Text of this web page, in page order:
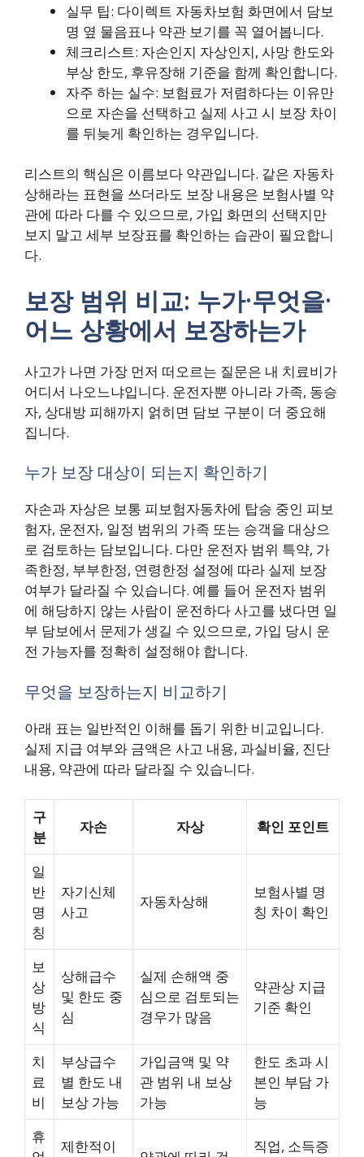
실무 팁: 다이렉트 자동차보험 화면에서 담보
명 옆 물음표나 약관 보기를 꼭 열어봅니다.
체크리스트: 자손인지 자상인지, 사망 한도와
부상 한도, 후유장해 기준을 함께 확인합니다.
자주 하는 실수: 보험료가 저렴하다는 이유만
으로 자손을 선택하고 실제 사고 시 보장 차이
를 뒤늦게 확인하는 경우입니다.
리스트의 핵심은 이름보다 약관입니다. 같은 자동차
상해라는 표현을 쓰더라도 보장 내용은 보험사별 약
관에 따라 다를 수 있으므로, 가입 화면의 선택지만
보지 말고 세부 보장표를 확인하는 습관이 필요합니
다.
보장 범위 비교: 누가·무엇을·
어느 상황에서 보장하는가
사고가 나면 가장 먼저 떠오르는 질문은 내 치료비가
어디서 나오느냐입니다. 운전자뿐 아니라 가족, 동승
자, 상대방 피해까지 얽히면 담보 구분이 더 중요해
집니다.
누가 보장 대상이 되는지 확인하기
자손과 자상은 보통 피보험자동차에 탑승 중인 피보
험자, 운전자, 일정 범위의 가족 또는 승객을 대상으
로 검토하는 담보입니다. 다만 운전자 범위 특약, 가
족한정, 부부한정, 연령한정 설정에 따라 실제 보장
여부가 달라질 수 있습니다. 예를 들어 운전자 범위
에 해당하지 않는 사람이 운전하다 사고를 냈다면 일
부 담보에서 문제가 생길 수 있으므로, 가입 당시 운
전 가능자를 정확히 설정해야 합니다.
무엇을 보장하는지 비교하기
아래 표는 일반적인 이해를 돕기 위한 비교입니다.
실제 지급 여부와 금액은 사고 내용, 과실비율, 진단
내용, 약관에 따라 달라질 수 있습니다.
구
분
자손 자상 확인 포인트
일
반
명
칭
자기신체
사고
자동차상해
보험사별 명
칭 차이 확인
보
상
방
식
상해급수
및 한도 중
심
실제 손해액 중
심으로 검토되는
경우가 많음
약관상 지급
기준 확인
치
료
비
부상급수
별 한도 내
보상 가능
가입금액 및 약
관 범위 내 보상
가능
한도 초과 시
본인 부담 가
능
휴
제한적이
직업, 소득증